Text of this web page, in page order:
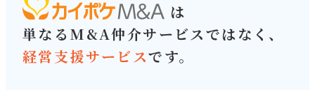
は
単なるM&A仲介サービスでは なく、
経営支援サービスです。